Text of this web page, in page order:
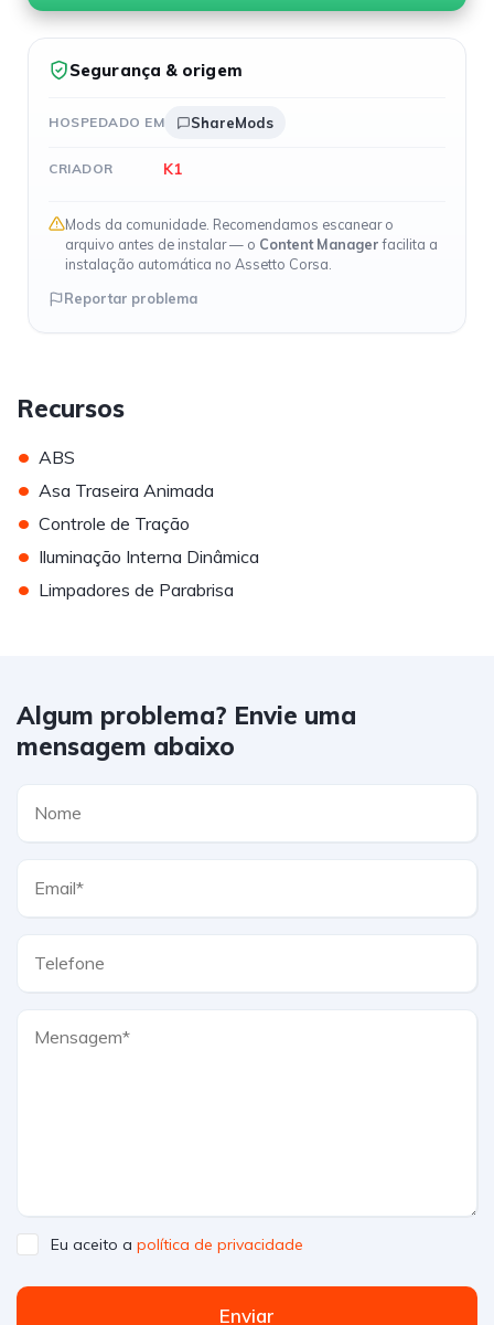
Segurança & origem
HOSPEDADO EM ShareMods
CRIADOR K1
Mods da comunidade. Recomendamos escanear o
arquivo antes de instalar — o Content Managerfacilita a
instalação automática no Assetto Corsa.
Reportar problema
Recursos
• ABS
• Asa Traseira Animada
• Controle de Tração
• Iluminação Interna Dinâmica
• Limpadores de Parabrisa
Algum problema? Envie uma
mensagem abaixo
Eu aceito a política de privacidade
Enviar